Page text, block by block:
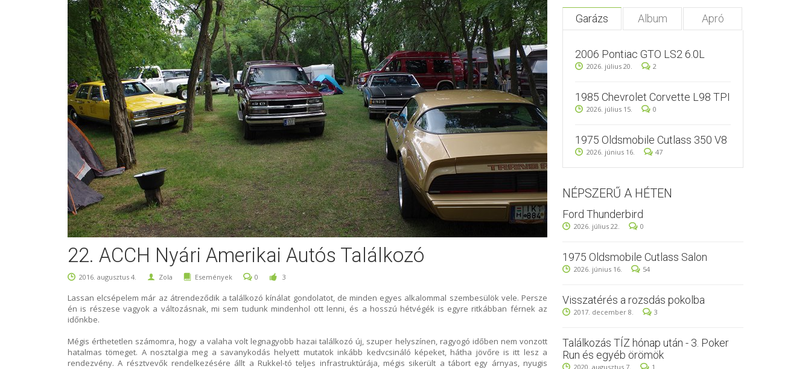
22. ACCH Nyári Amerikai Autós Találkozó
2016. augusztus 4. Zola Események 0 3
Lassan elcsépelem már az átrendeződik a találkozó kínálat gondolatot, de minden egyes alkalommal szembesülök vele. Persze
én is részese vagyok a változásnak, mi sem tudunk mindenhol ott lenni, és a hosszú hétvégék is egyre ritkábban férnek az
időnkbe.
Mégis érthetetlen számomra, hogy a valaha volt legnagyobb hazai találkozó új, szuper helyszínen, ragyogó időben nem vonzott
hatalmas tömeget. A nosztalgia meg a savanykodás helyett mutatok inkább kedvcsináló képeket, hátha jövőre is itt lesz a
rendezvény. A résztvevők rendelkezésére állt a Rukkel-tó teljes infrastruktúrája, mégis sikerült a tábort egy árnyas, nyugis
Garázs Album Apró
2006 Pontiac GTO LS2 6.0L
2026. július 20. 2
1985 Chevrolet Corvette L98 TPI
2026. július 15. 0
1975 Oldsmobile Cutlass 350 V8
2026. június 16. 47
NÉPSZERŰ A HÉTEN
Ford Thunderbird
2026. július 22. 0
1975 Oldsmobile Cutlass Salon
2026. június 16. 54
Visszatérés a rozsdás pokolba
2017. december 8. 3
Találkozás TÍZ hónap után - 3. Poker
Run és egyéb örömök
2020. augusztus 7. 1